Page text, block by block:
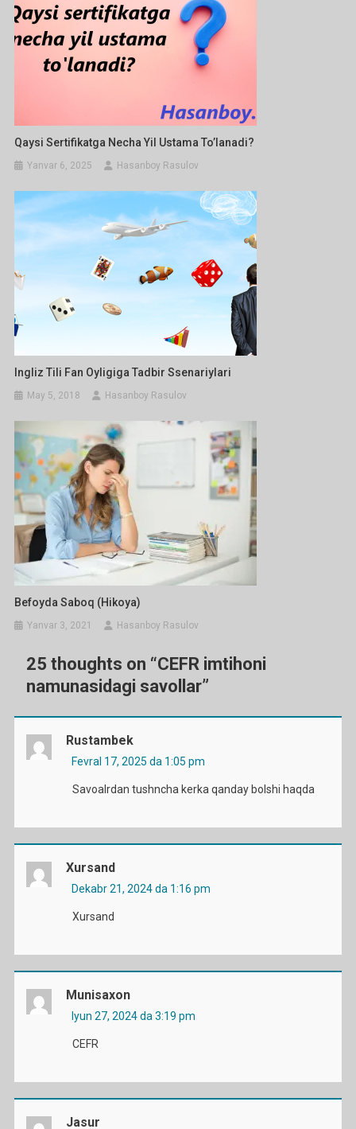
Qaysi Sertifikatga Necha Yil Ustama To’lanadi?
Yanvar 6, 2025 Hasanboy Rasulov
Ingliz Tili Fan Oyligiga Tadbir Ssenariylari
May 5, 2018 Hasanboy Rasulov
Befoyda Saboq (hikoya)
Yanvar 3, 2021 Hasanboy Rasulov
25 thoughts on “CEFR imtihoni
namunasidagi savollar”
Rustambek
Fevral 17, 2025 da 1:05 pm
Savoalrdan tushncha kerka qanday bolshi haqda
Xursand
Dekabr 21, 2024 da 1:16 pm
Xursand
Munisaxon
Iyun 27, 2024 da 3:19 pm
CEFR
Jasur